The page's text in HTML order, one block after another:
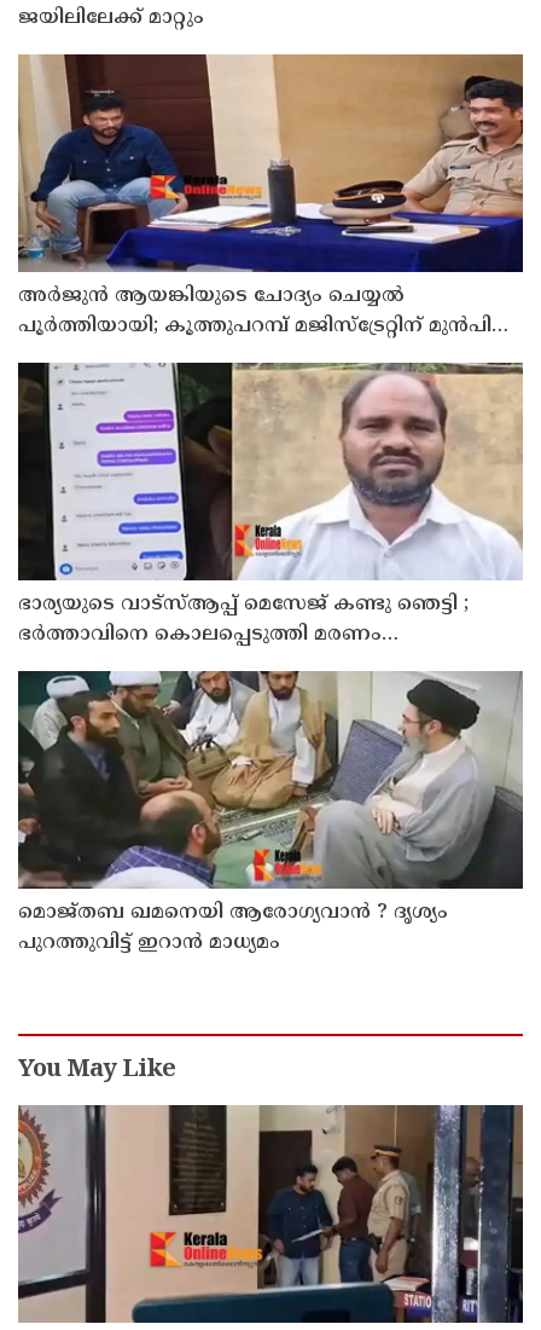
ജയിലിലേക്ക് മാറ്റും
അര്‍ജുന്‍ ആയങ്കിയുടെ ചോദ്യം ചെയ്യല്‍
പൂര്‍ത്തിയായി; കൂത്തുപറമ്പ് മജിസ്ട്രേറ്റിന് മുൻപില്‍
ഭാര്യയുടെ വാട്സ്ആപ്പ് മെസേജ് കണ്ടു ഞെട്ടി ;
ഭര്‍ത്താവിനെ കൊലപ്പെടുത്തി മരണം
പദ്ധതിയിട്ട യുവതിയും സുഹൃത്തും ഒളിവില്‍
മൊജ്തബ ഖമനെയി ആരോഗ്യവാന്‍ ? ദൃശ്യം
പുറത്തുവിട്ട് ഇറാന്‍ മാധ്യമം
You May Like